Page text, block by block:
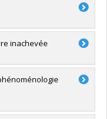
inachevée